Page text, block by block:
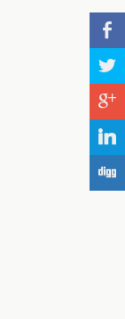
b
a
c
j
F